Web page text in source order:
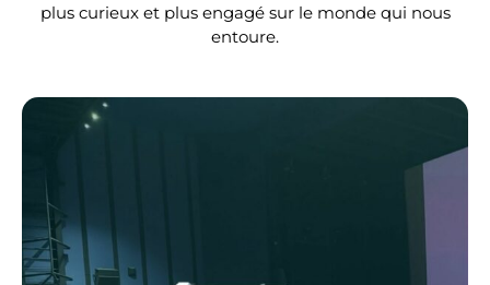
plus curieux et plus engagé sur le monde qui nous
entoure.